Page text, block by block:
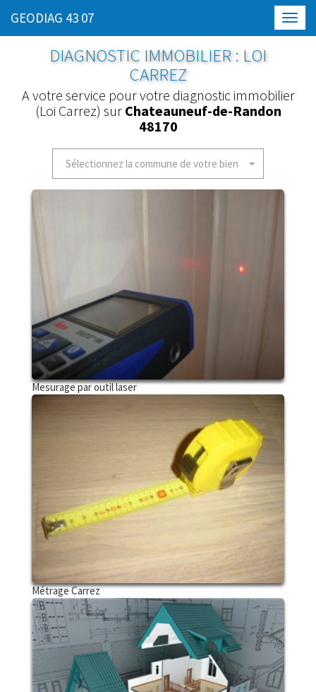
GEODIAG 43 07
DIAGNOSTIC IMMOBILIER : LOI
CARREZ
A votre service pour votre diagnostic immobilier
(Loi Carrez) sur Chateauneuf-de-Randon
48170
Sélectionnez la commune de votre bien
Mesurage par outil laser
Métrage Carrez